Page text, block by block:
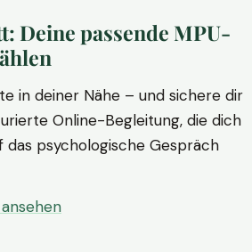
Deine passende MPU-
in deiner Nähe – und sichere dir
Online-Begleitung, die dich
psychologische Gespräch